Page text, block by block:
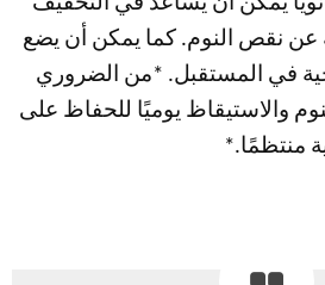
عن نقص النوم. كما يمكن أن يضع
في المستقبل. *من الضروري
والاستيقاظ يوميًا للحفاظ على
منتظمًا.*